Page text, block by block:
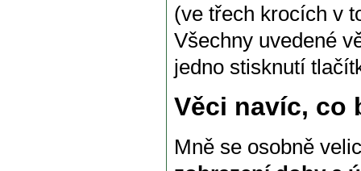
(ve třech krocích v
Všechny uvedené
jedno stisknutí
Věci navíc, co
Mně se osobně